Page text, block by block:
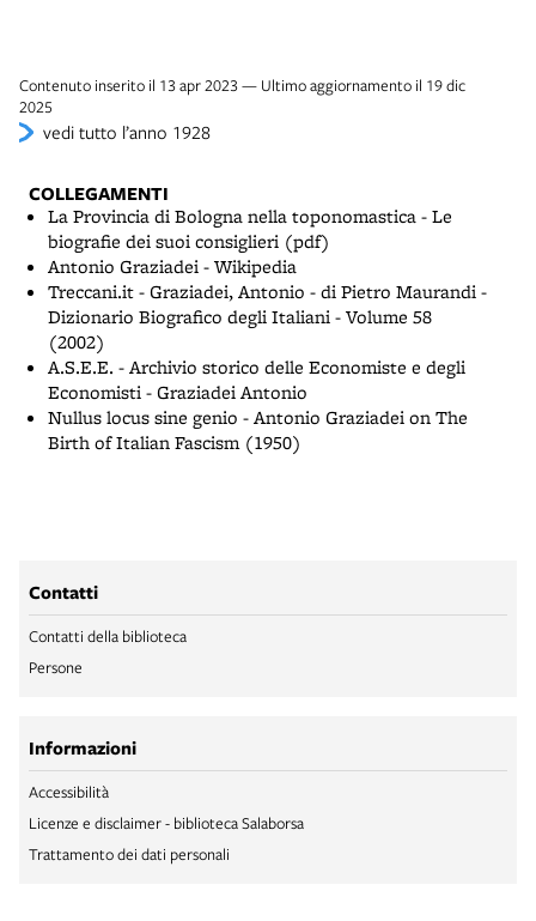
Contenuto inserito il 13 apr 2023 — Ultimo aggiornamento il 19 dic
2025
vedi tutto l’anno 1928
COLLEGAMENTI
La Provincia di Bologna nella toponomastica - Le
biografie dei suoi consiglieri (pdf)
Antonio Graziadei - Wikipedia
Treccani.it - Graziadei, Antonio - di Pietro Maurandi -
Dizionario Biografico degli Italiani - Volume 58
(2002)
A.S.E.E. - Archivio storico delle Economiste e degli
Economisti - Graziadei Antonio
Nullus locus sine genio - Antonio Graziadei on The
Birth of Italian Fascism (1950)
Contatti
Contatti della biblioteca
Persone
Informazioni
Accessibilità
Licenze e disclaimer - biblioteca Salaborsa
Trattamento dei dati personali